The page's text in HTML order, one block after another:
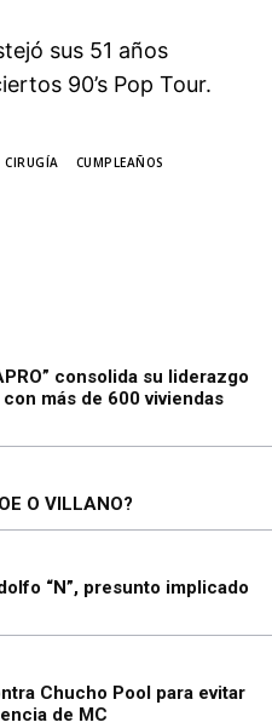
sus 51 años
90’s Pop Tour.
CIRUGÍA
CUMPLEAÑOS
consolida su liderazgo
más de 600 viviendas
O VILLANO?
“N”, presunto implicado
Chucho Pool para evitar
de MC